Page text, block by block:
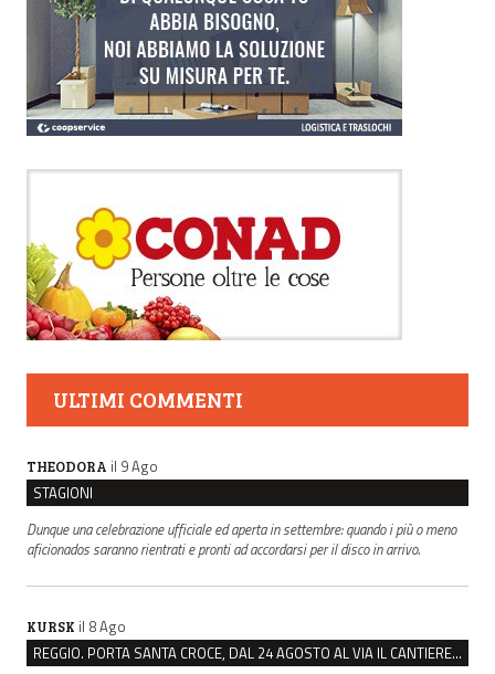
ULTIMI COMMENTI
THEODORA il 9 Ago
STAGIONI
Dunque una celebrazione ufficiale ed aperta in settembre: quando i più o meno
aficionados saranno rientrati e pronti ad accordarsi per il disco in arrivo.
KURSK il 8 Ago
REGGIO. PORTA SANTA CROCE, DAL 24 AGOSTO AL VIA IL CANTIERE PER IL NUOVO COLLETTORE FOGNARIO